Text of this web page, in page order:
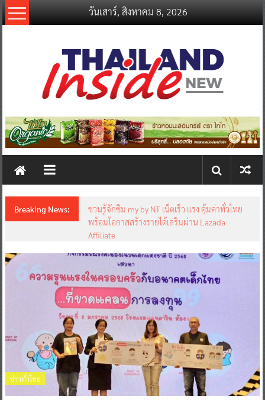
Skip
to
วันเสาร์, สิงหาคม 8, 2026
thailandinsidenew.com
Thailand
New
Breaking News:
ชวนรู้จักซิม my by NT เน็ตเร็ว แรง คุ้มค่าทั่วไทย
พร้อมโอกาสสร้างรายได้เสริมผ่าน Lazada
Affiliate
ข่าวทั่วไทย